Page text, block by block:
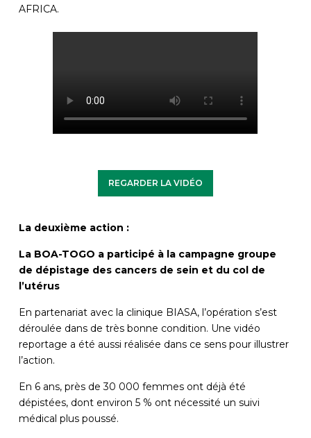
AFRICA.
REGARDER LA VIDÉO
La deuxième action :
La BOA-TOGO a participé à la campagne groupe
de dépistage des cancers de sein et du col de
l’utérus
En partenariat avec la clinique BIASA, l’opération s’est
déroulée dans de très bonne condition. Une vidéo
reportage a été aussi réalisée dans ce sens pour illustrer
l’action.
En 6 ans, près de 30 000 femmes ont déjà été
dépistées, dont environ 5 % ont nécessité un suivi
médical plus poussé.